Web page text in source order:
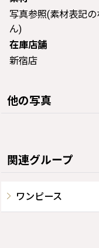
写真参照(素材表記
ん)
在庫店舗
新宿店
他の写真
関連グループ
ワンピース